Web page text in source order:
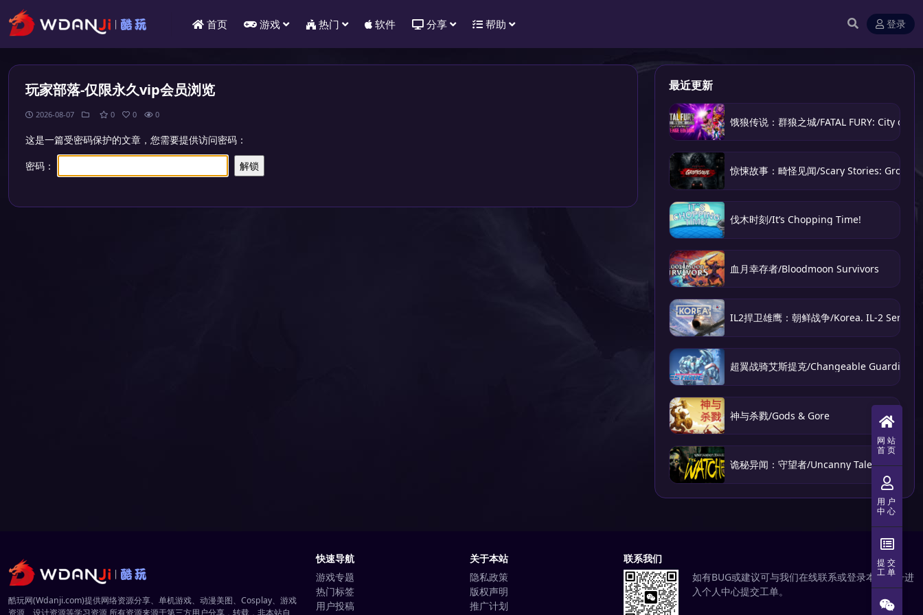
首页 游戏 热门 软件 分享 帮助 登录
玩家部落-仅限永久vip会员浏览
2026-08-07 0 0 0
这是一篇受密码保护的文章，您需要提供访问密码：
密码：
最近更新
饿狼传说：群狼之城/FATAL FURY: City of
惊悚故事：畸怪见闻/Scary Stories:
伐木时刻/It’s Chopping Time!
血月幸存者/Bloodmoon Survivors
IL2捍卫雄鹰：朝鲜战争/Korea. IL-2 Series
超翼战骑艾斯提克/Changeable Guardian
神与杀戮/Gods & Gore
诡秘异闻：守望者/Uncanny Tales: The
酷玩网(Wdanji.com)提供网络资源分享、单机游戏、动漫美图、Cosplay、游戏
资源、设计资源等学习资源,所有资源来源于第三方用户分享，转载，非本站自
快速导航
游戏专题
热门标签
用户投稿
关于本站
隐私政策
版权声明
推广计划
联系我们
如有BUG或建议可与我们在线联系或登录本站账号进
入个人中心提交工单。
网站
首页
用户
中心
提交
工单